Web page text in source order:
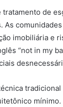
tratamento de
As
imobiliária e
“not in my